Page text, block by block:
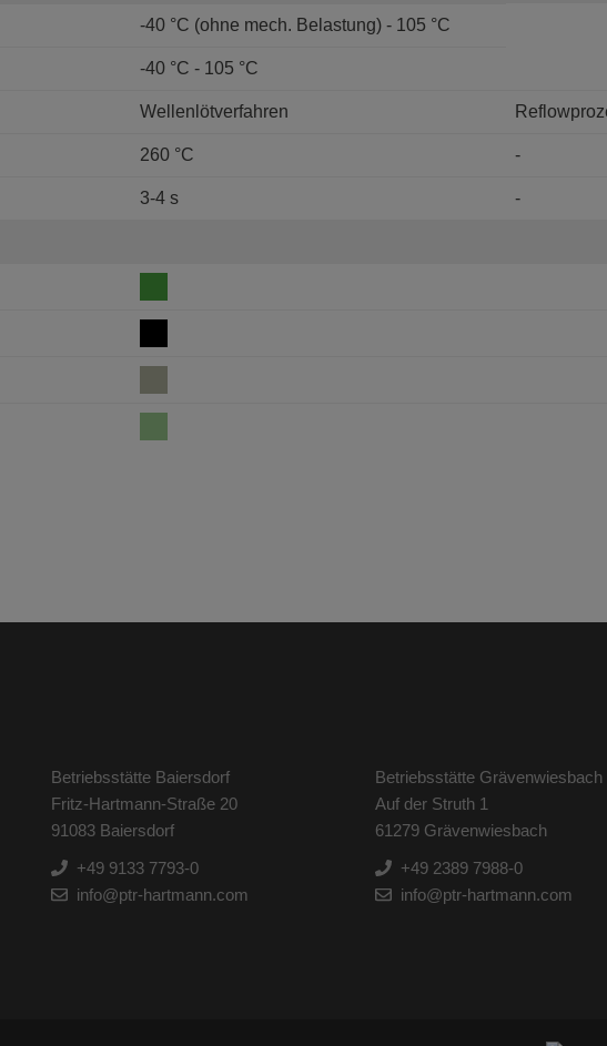
-40 °C (ohne mech. Belastung) - 105 °C
-40 °C - 105 °C
Wellenlötverfahren
260 °C -
3-4 s -
Betriebsstätte Baiersdorf
Fritz-Hartmann-Straße 20
91083 Baiersdorf
+49 9133 7793-0
info@ptr-hartmann.com
Betriebsstätte Grävenwiesbach
Auf der Struth 1
61279 Grävenwiesbach
+49 2389 7988-0
info@ptr-hartmann.com